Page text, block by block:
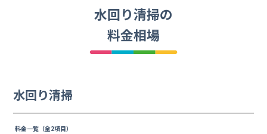
水回り清掃の
料金相場
水回り清掃
料金一覧（全2項目）